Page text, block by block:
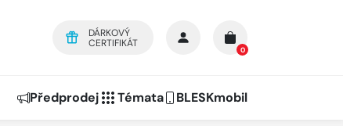
DÁRKOVÝ
CERTIFIKÁT
0
Předprodej Témata BLESKmobil